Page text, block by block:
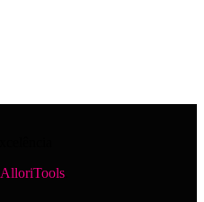
AlloriTools